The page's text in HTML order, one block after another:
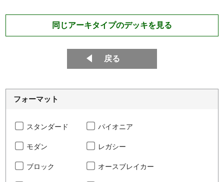
同じアーキタイプのデッキを見る
戻る
フォーマット
スタンダード パイオニア
モダン レガシー
ブロック オースブレイカー